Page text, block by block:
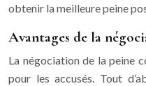
obtenir la meilleure peine
Avantages de la
La négociation de la peine
pour les accusés. Tout